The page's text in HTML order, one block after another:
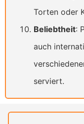
Torten oder
Beliebtheit:
auch
serviert.